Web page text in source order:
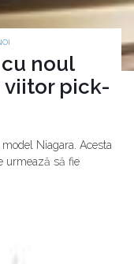
noul
viitor pick-
Niagara. Acesta
urmează să fie